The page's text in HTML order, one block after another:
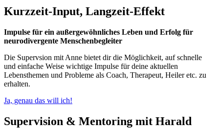
Kurzzeit-Input, Langzeit-Effekt
Impulse für ein außergewöhnliches Leben und Erfolg für
neurodivergente Menschenbegleiter
Die Supervsion mit Anne bietet dir die Möglichkeit, auf schnelle
und einfache Weise wichtige Impulse für deine aktuellen
Lebensthemen und Probleme als Coach, Therapeut, Heiler etc. zu
erhalten.
Ja, genau das will ich!
Supervision & Mentoring mit Harald